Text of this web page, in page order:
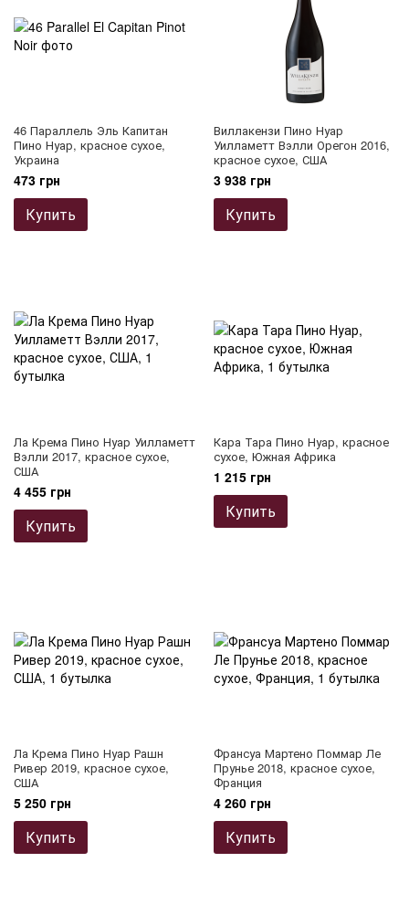
46 Параллель Эль Капитан
Пино Нуар, красное сухое,
Украина
473 грн
Купить
Виллакензи Пино Нуар
Уилламетт Вэлли Орегон 2016,
красное сухое, США
3 938 грн
Купить
Ла Крема Пино Нуар Уилламетт
Вэлли 2017, красное сухое,
США
4 455 грн
Купить
Кара Тара Пино Нуар, красное
сухое, Южная Африка
1 215 грн
Купить
Ла Крема Пино Нуар Рашн
Ривер 2019, красное сухое,
США
5 250 грн
Купить
Франсуа Мартено Поммар Ле
Прунье 2018, красное сухое,
Франция
4 260 грн
Купить